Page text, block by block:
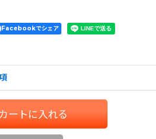
Facebookでシェア
ートに入れる